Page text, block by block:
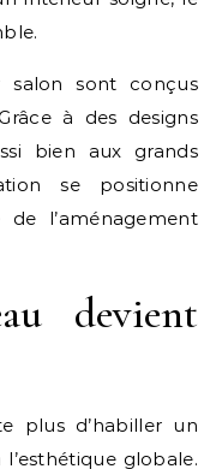
salon sont conçus
à des designs
bien aux grands
se positionne
l’aménagement
devient
plus d’habiller un
globale.